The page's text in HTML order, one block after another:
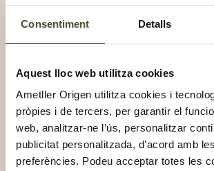
Consentiment Detalls
Aquest lloc web utilitza cookies
Ametller Origen utilitza cookies i
pròpies i de tercers, per garantir el
web, analitzar-ne l’ús, personalitzar
publicitat personalitzada, d’acord amb
preferències. Podeu acceptar totes les